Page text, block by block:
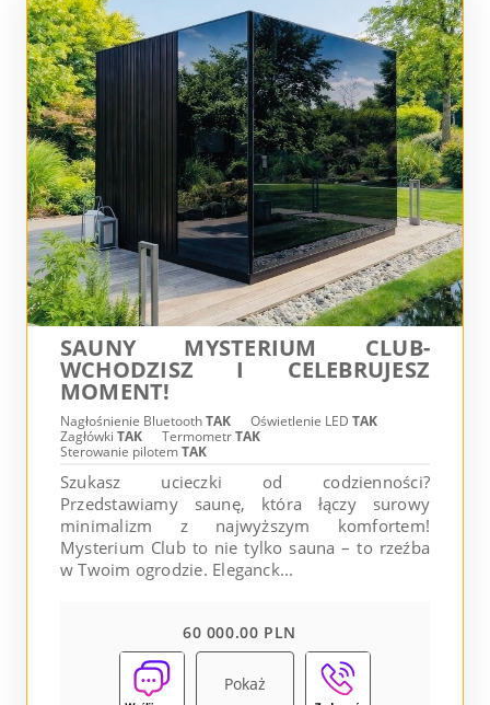
SAUNY MYSTERIUM CLUB-
WCHODZISZ I CELEBRUJESZ
MOMENT!
Nagłośnienie BluetoothTAK Oświetlenie LED TAK
Zagłówki TAK TermometrTAK
Sterowanie pilotemTAK
Szukasz ucieczki od codzienności?
Przedstawiamy saunę, która łączy surowy
minimalizm z najwyższym komfortem!
Mysterium Club to nie tylko sauna – to rzeźba
w Twoim ogrodzie. Eleganck...
60 000.00 PLN
Pokaż